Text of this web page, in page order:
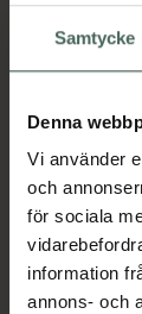
Samtycke
Denna
Vi använder
och
för sociala
information
annons- och